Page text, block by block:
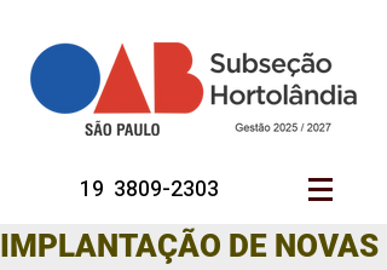
19 3809-2303
IMPLANTAÇÃO DE NOVAS